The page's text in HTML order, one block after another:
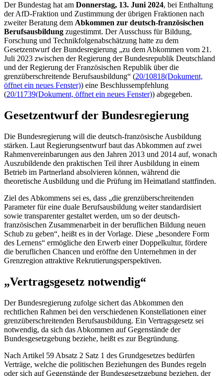
Der Bundestag hat am Donnerstag, 13. Juni 2024, bei Enthaltung
der AfD-Fraktion und Zustimmung der übrigen Fraktionen nach
zweiter Beratung dem Abkommen zur deutsch-französischen
Berufsausbildung zugestimmt. Der Ausschuss für Bildung,
Forschung und Technikfolgenabschätzung hatte zu dem
Gesetzentwurf der Bundesregierung „zu dem Abkommen vom 21.
Juli 2023 zwischen der Regierung der Bundesrepublik Deutschland
und der Regierung der Französischen Republik über die
grenzüberschreitende Berufsausbildung“ (20/10818(Dokument,
öffnet ein neues Fenster)) eine Beschlussempfehlung
(20/11739(Dokument, öffnet ein neues Fenster)) abgegeben.
Gesetzentwurf der Bundesregierung
Die Bundesregierung will die deutsch-französische Ausbildung
stärken. Laut Regierungsentwurf baut das Abkommen auf zwei
Rahmenvereinbarungen aus den Jahren 2013 und 2014 auf, wonach
Auszubildende den praktischen Teil ihrer Ausbildung in einem
Betrieb im Partnerland absolvieren können, während die
theoretische Ausbildung und die Prüfung im Heimatland stattfinden.
Ziel des Abkommens sei es, dass „die grenzüberschreitenden
Parameter für eine duale Berufsausbildung weiter standardisiert
sowie transparenter gestaltet werden, um so der deutsch-
französischen Zusammenarbeit in der beruflichen Bildung neuen
Schub zu geben“, heißt es in der Vorlage. Diese „besondere Form
des Lernens“ ermögliche den Erwerb einer Doppelkultur, fördere
die beruflichen Chancen und eröffne den Unternehmen in der
Grenzregion attraktive Rekrutierungsperspektiven.
„Vertragsgesetz notwendig“
Der Bundesregierung zufolge sichert das Abkommen den
rechtlichen Rahmen bei den verschiedenen Konstellationen einer
grenzüberschreitenden Berufsausbildung. Ein Vertragsgesetz sei
notwendig, da sich das Abkommen auf Gegenstände der
Bundesgesetzgebung beziehe, heißt es zur Begründung.
Nach Artikel 59 Absatz 2 Satz 1 des Grundgesetzes bedürfen
Verträge, welche die politischen Beziehungen des Bundes regeln
oder sich auf Gegenstände der Bundesgesetzgebung beziehen, der